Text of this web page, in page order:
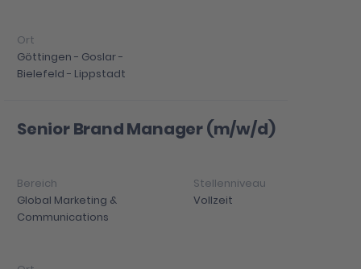
Göttingen - Goslar -
Bielefeld - Lippstadt
Senior Brand Manager (m/w/d)
Global Marketing &
Communications
Vollzeit